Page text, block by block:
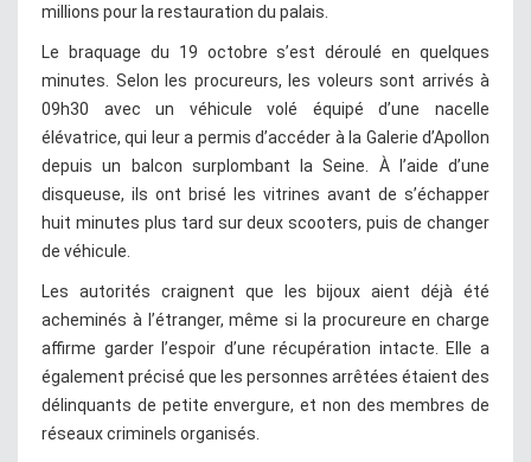
millions pour la restauration du palais.
Le braquage du 19 octobre s’est déroulé en quelques
minutes. Selon les procureurs, les voleurs sont arrivés à
09h30 avec un véhicule volé équipé d’une nacelle
élévatrice, qui leur a permis d’accéder à la Galerie d’Apollon
depuis un balcon surplombant la Seine. À l’aide d’une
disqueuse, ils ont brisé les vitrines avant de s’échapper
huit minutes plus tard sur deux scooters, puis de changer
de véhicule.
Les autorités craignent que les bijoux aient déjà été
acheminés à l’étranger, même si la procureure en charge
affirme garder l’espoir d’une récupération intacte. Elle a
également précisé que les personnes arrêtées étaient des
délinquants de petite envergure, et non des membres de
réseaux criminels organisés.